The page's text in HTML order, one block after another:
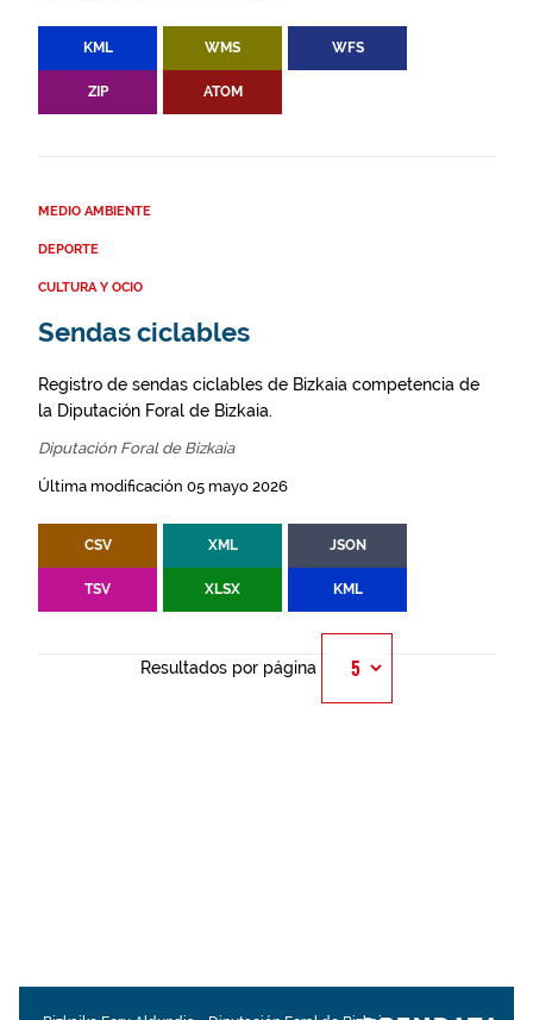
KML WMS WFS
ZIP ATOM
MEDIO AMBIENTE
DEPORTE
CULTURA Y OCIO
Sendas ciclables
Registro de sendas ciclables de Bizkaia competencia de
la Diputación Foral de Bizkaia.
Diputación Foral de Bizkaia
Última modificación 05 mayo 2026
CSV XML JSON
TSV XLSX KML
Resultados por página